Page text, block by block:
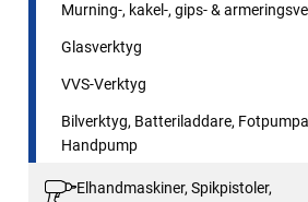
Murning-, kakel-, gips- &
Glasverktyg
VVS-Verktyg
Bilverktyg, Batteriladdare,
Handpump
Elhandmaskiner, Spikpistoler,